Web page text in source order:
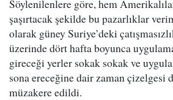
Söylenilenlere göre, hem
şaşırtacak şekilde bu pazarlıklar
olarak güney Suriye’deki
üzerinde dört hafta boyunca
gireceği yerler sokak sokak ve
sona ereceğine dair zaman çizelgesi
müzakere edildi.